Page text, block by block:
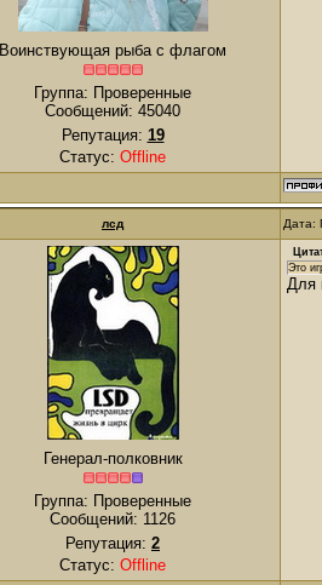
Воинствующая рыба с флагом
Группа: Проверенные
Сообщений: 45040
Репутация: 19
Статус: Offline
лсд Дата:
Генерал-полковник
Группа: Проверенные
Сообщений: 1126
Репутация: 2
Статус: Offline
Это
Для